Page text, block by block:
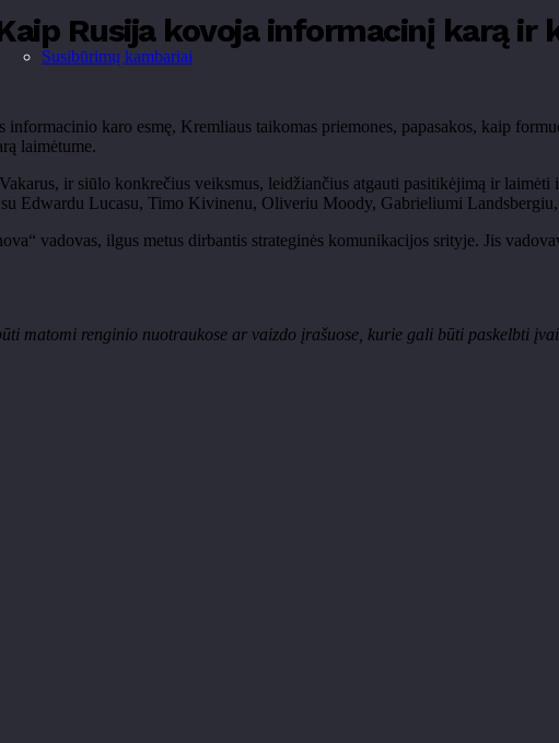
Susibūrimų kambariai
Rusija kovoja informacinį karą ir
informacinio karo esmę, Kremliaus taikomas priemones, papasakos, kaip
laimėtume.
ir siūlo konkrečius veiksmus, leidžiančius atgauti pasitikėjimą ir
Edwardu Lucasu, Timo Kivinenu, Oliveriu Moody, Gabrieliumi
vadovas, ilgus metus dirbantis strateginės komunikacijos srityje. Jis
matomi renginio nuotraukose ar vaizdo įrašuose, kurie gali būti paskelbti